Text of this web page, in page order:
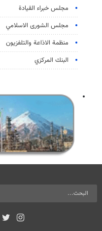
مجلس خبراء القيادة
مجلس الشورى الاسلامي
منظمة الاذاعة والتلفزیون
البنك المركزي